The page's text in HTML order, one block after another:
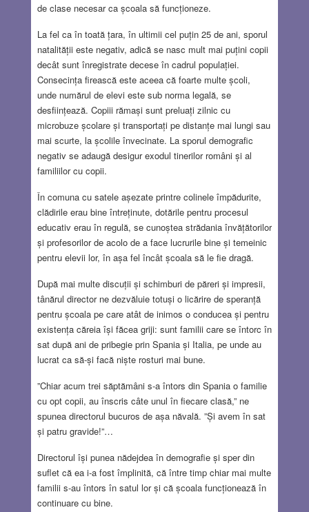
de clase necesar ca școala să funcționeze.
La fel ca în toată țara, în ultimii cel puțin 25 de ani, sporul
natalității este negativ, adică se nasc mult mai puțini copii
decât sunt înregistrate decese în cadrul populației.
Consecința firească este aceea că foarte multe școli,
unde numărul de elevi este sub norma legală, se
desființează. Copiii rămași sunt preluați zilnic cu
microbuze școlare și transportați pe distanțe mai lungi sau
mai scurte, la școlile învecinate. La sporul demografic
negativ se adaugă desigur exodul tinerilor români și al
familiilor cu copii.
În comuna cu satele așezate printre colinele împădurite,
clădirile erau bine întreținute, dotările pentru procesul
educativ erau în regulă, se cunoștea strădania învățătorilor
și profesorilor de acolo de a face lucrurile bine și temeinic
pentru elevii lor, în așa fel încât școala să le fie dragă.
După mai multe discuții și schimburi de păreri și impresii,
tânărul director ne dezvăluie totuși o licărire de speranță
pentru școala pe care atât de inimos o conducea și pentru
existența căreia își făcea griji: sunt familii care se întorc în
sat după ani de pribegie prin Spania și Italia, pe unde au
lucrat ca să-și facă niște rosturi mai bune.
”Chiar acum trei săptămâni s-a întors din Spania o familie
cu opt copii, au înscris câte unul în fiecare clasă,” ne
spunea directorul bucuros de așa năvală. ”Și avem în sat
și patru gravide!”…
Directorul își punea nădejdea în demografie și sper din
suflet că ea i-a fost împlinită, că între timp chiar mai multe
familii s-au întors în satul lor și că școala funcționează în
continuare cu bine.